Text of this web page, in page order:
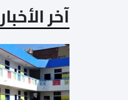
آخر الأخبار